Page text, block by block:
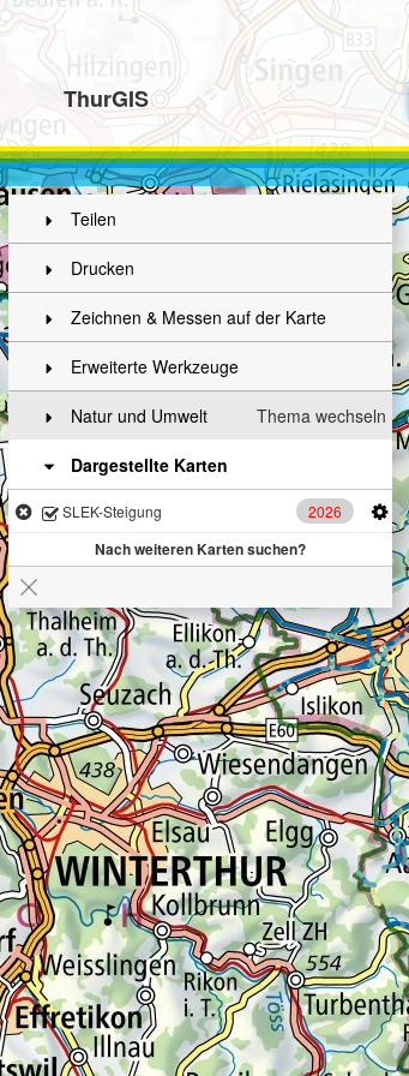
ThurGIS
Teilen
Drucken
Zeichnen & Messen auf der Karte
Erweiterte Werkzeuge
Thema wechseln
Natur und Umwelt
Dargestellte Karten
SLEK-Steigung 2026
Nach weiteren Karten suchen?